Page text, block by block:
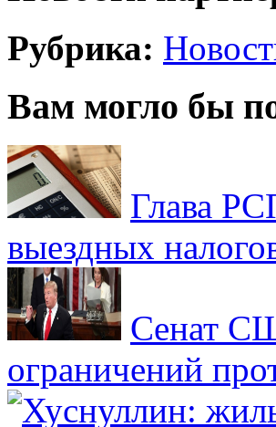
Рубрика:
Вам могло бы
Глава
выездных
Сенат
ограничений